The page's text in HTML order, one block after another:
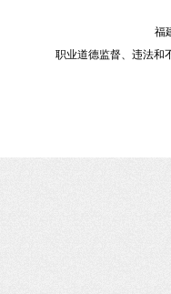
福
职业道德监督、违法和